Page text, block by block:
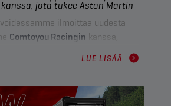
jota tukee Aston Martin
ilmoittaa uudesta
Comtoyou Racingin kanssa,
jota tukee
Martin Racing (AMR)ja jonka
virallisena
LUE LISÄÄ